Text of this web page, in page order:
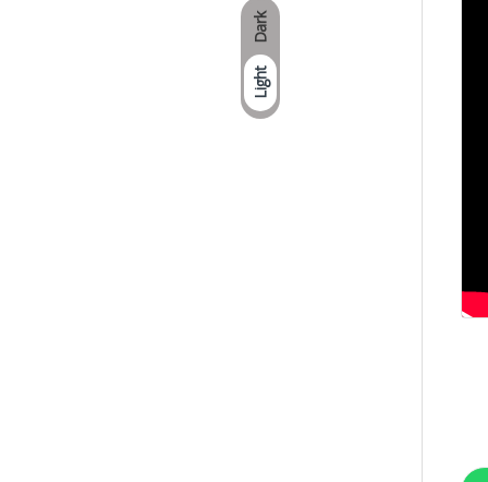
Dark
Light